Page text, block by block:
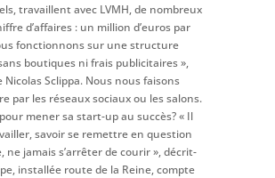
travaillent avec LVMH, de nombreux
d’affaires : un million d’euros par
fonctionnons sur une structure
boutiques ni frais publicitaires »,
Nicolas Sclippa. Nous nous faisons
par les réseaux sociaux ou les salons.
mener sa start-up au succès? « Il
savoir se remettre en question
ne jamais s’arrêter de courir », décrit-
installée route de la Reine, compte